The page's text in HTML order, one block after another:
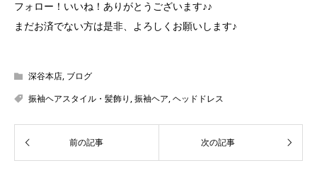
フォロー！いいね！ありがとうございます♪♪
まだお済でない方は是非、よろしくお願いします♪
深谷本店, ブログ
振袖ヘアスタイル・髪飾り ,振袖ヘア,ヘッドドレス